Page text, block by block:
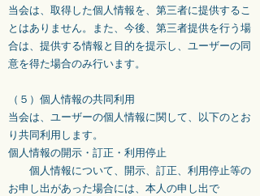
当会は、取得した個人情報を、第三者に提供するこ
とはありません。また、今後、第三者提供を行う場
合は、提供する情報と目的を提示し、ユーザーの同
意を得た場合のみ行います。
（５）個人情報の共同利用
当会は、ユーザーの個人情報に関して、以下のとお
り共同利用します。
個人情報の開示・訂正・利用停止
個人情報について、開示、訂正、利用停止等の
お申し出があった場合には、本人の申し出で